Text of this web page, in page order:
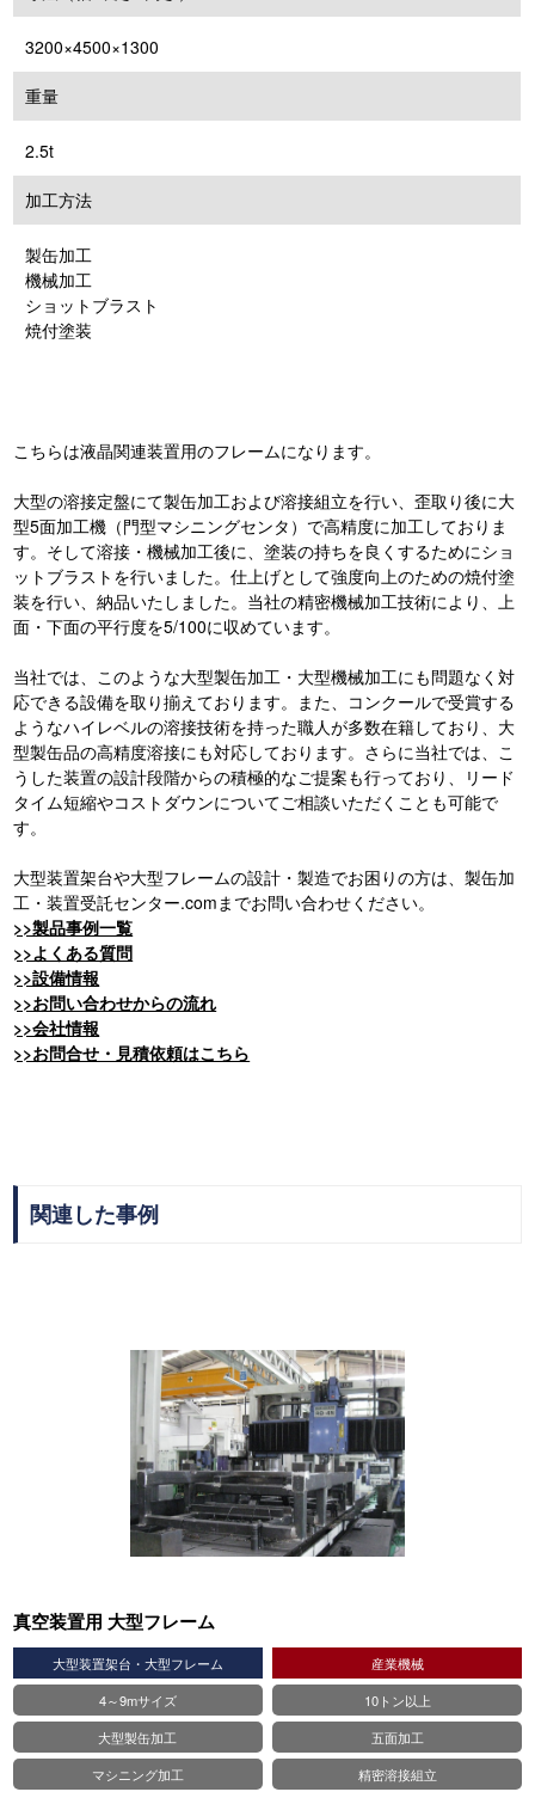
3200×4500×1300
重量
2.5t
加工方法
製缶加工
機械加工
ショットブラスト
焼付塗装
こちらは液晶関連装置用のフレームになります。
大型の溶接定盤にて製缶加工および溶接組立を行い、歪取り後に大
型5面加工機（門型マシニングセンタ）で高精度に加工しておりま
す。そして溶接・機械加工後に、塗装の持ちを良くするためにショ
ットブラストを行いました。仕上げとして強度向上のための焼付塗
装を行い、納品いたしました。当社の精密機械加工技術により、上
面・下面の平行度を5/100に収めています。
当社では、このような大型製缶加工・大型機械加工にも問題なく対
応できる設備を取り揃えております。また、コンクールで受賞する
ようなハイレベルの溶接技術を持った職人が多数在籍しており、大
型製缶品の高精度溶接にも対応しております。さらに当社では、こ
うした装置の設計段階からの積極的なご提案も行っており、リード
タイム短縮やコストダウンについてご相談いただくことも可能で
す。
大型装置架台や大型フレームの設計・製造でお困りの方は、製缶加
工・装置受託センター.comまでお問い合わせください。
>>製品事例一覧
>>よくある質問
>>設備情報
>>お問い合わせからの流れ
>>会社情報
>>お問合せ・見積依頼はこちら
関連した事例
真空装置用 大型フレーム
大型装置架台・大型フレーム
産業機械
4～9mサイズ
10トン以上
大型製缶加工
五面加工
マシニング加工
精密溶接組立